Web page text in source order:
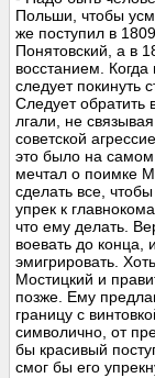
Польши, чтобы
же поступил в
Понятовский, а в
восстанием.
следует покинуть
Следует обратить
лгали, не
советской
это было на
мечтал о поимке
сделать все,
упрек к
что ему делать.
воевать до конца,
эмигрировать.
Мостицкий и
позже. Ему
границу с
символично, от
бы красивый
смог бы его